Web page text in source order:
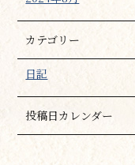
カテゴリー
日記
投稿日カレンダー